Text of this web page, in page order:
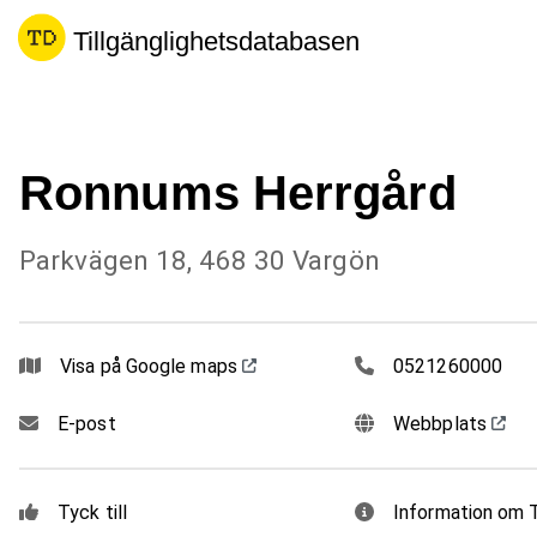
Tillgänglighetsdatabasen
Ronnums Herrgård
Parkvägen 18, 468 30 Vargön
Visa på Google maps 0521260000
0521260000
E-post Webbplats
Tyck till Information om